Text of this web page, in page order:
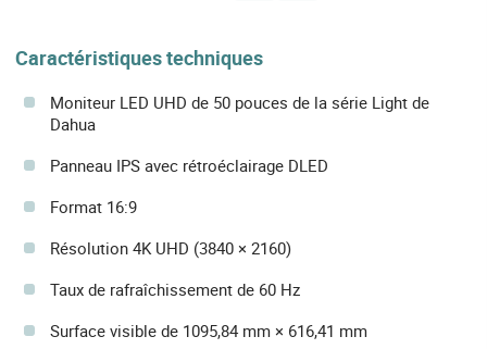
Caractéristiques techniques
Moniteur LED UHD de 50 pouces de la série Light de
Dahua
Panneau IPS avec rétroéclairage DLED
Format 16:9
Résolution 4K UHD (3840 × 2160)
Taux de rafraîchissement de 60 Hz
Surface visible de 1095,84 mm × 616,41 mm